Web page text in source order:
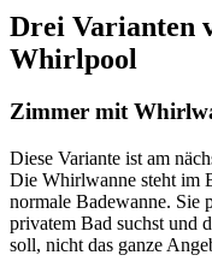
Drei Varianten
Whirlpool
Zimmer mit
Diese Variante ist am
Die Whirlwanne steht im
normale Badewanne. Sie
privatem Bad suchst und
soll, nicht das ganze